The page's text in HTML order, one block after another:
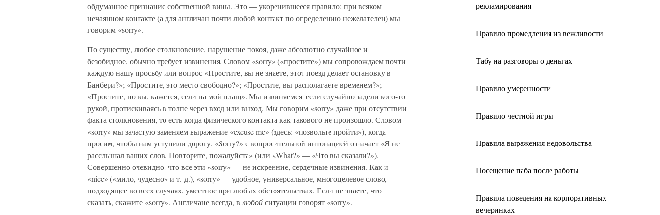
рекламирования
Правило промедления из вежливости
Табу на разговоры о деньгах
Правило умеренности
Правило честной игры
Правила выражения недовольства
Посещение паба после работы
Правила поведения на корпоративных
вечеринках
обдуманное признание собственной вины. Это — укоренившееся правило: при всяком
нечаянном контакте (а для англичан почти любой контакт по определению нежелателен) мы
говорим «sorry».
По существу, любое столкновение, нарушение покоя, даже абсолютно случайное и
безобидное, обычно требует извинения. Словом «sorry» («простите») мы сопровождаем почти
каждую нашу просьбу или вопрос «Простите, вы не знаете, этот поезд делает остановку в
Банбери?»; «Простите, это место свободно?»; «Простите, вы располагаете временем?»;
«Простите, но вы, кажется, сели на мой плащ». Мы извиняемся, если случайно задели кого-то
рукой, протискиваясь в толпе через вход или выход. Мы говорим «sorry» даже при отсутствии
факта столкновения, то есть когда физического контакта как такового не произошло. Словом
«sorry» мы зачастую заменяем выражение «excuse me» (здесь: «позвольте пройти»), когда
просим, чтобы нам уступили дорогу. «Sorry?» с вопросительной интонацией означает «Я не
расслышал ваших слов. Повторите, пожалуйста» (или «What?» — «Что вы сказали?»).
Совершенно очевидно, что все эти «sorry» — не искренние, сердечные извинения. Как и
«nice» («мило, чудесно» и т. д.), «sorry» — удобное, универсальное, многоцелевое слово,
подходящее во всех случаях, уместное при любых обстоятельствах. Если не знаете, что
сказать, скажите «sorry». Англичане всегда, в любойситуации говорят «sorry».